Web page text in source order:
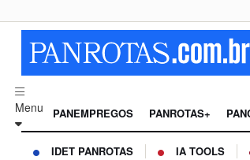
Menu PANEMPREGOS PANROTAS+
IDET PANROTAS IA TOOLS